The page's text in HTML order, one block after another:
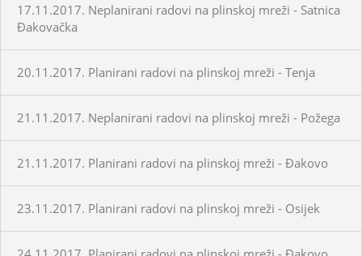
17.11.2017. Neplanirani radovi na plinskoj mreži - Satnica
Đakovačka
20.11.2017. Planirani radovi na plinskoj mreži - Tenja
21.11.2017. Neplanirani radovi na plinskoj mreži - Požega
21.11.2017. Planirani radovi na plinskoj mreži - Đakovo
23.11.2017. Planirani radovi na plinskoj mreži - Osijek